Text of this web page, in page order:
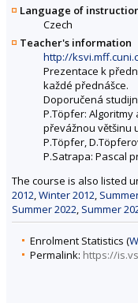
Language of
Czech
Teacher's information
http://
Prezentace k
každé přednášce.
Doporučená
P.Töpfer:
převážnou většinu
P.Töpfer,
P.Satrapa: Pascal
The course is also listed
2012,Winter 2012,
Summer 2022, Summer
Enrolment Statistics (
Permalink: https://